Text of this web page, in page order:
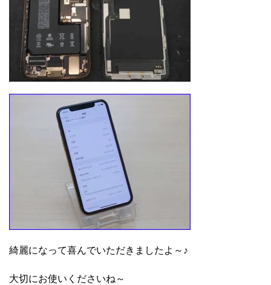
綺麗になって喜んでいただきましたよ～♪
大切にお使いくださいね～